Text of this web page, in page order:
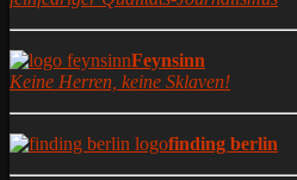
Feynsinn
Keine Herren, keine Sklaven!
finding berlin